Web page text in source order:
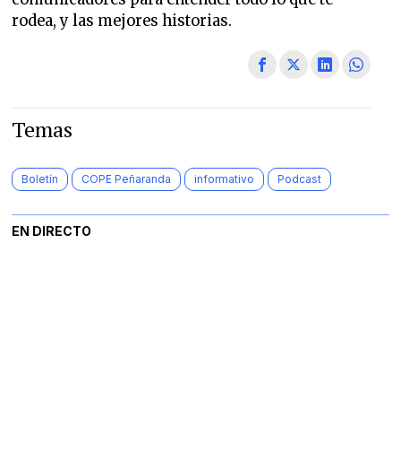
rodea, y las mejores historias.
Temas
Boletín COPE Peñaranda informativo Podcast
EN DIRECTO